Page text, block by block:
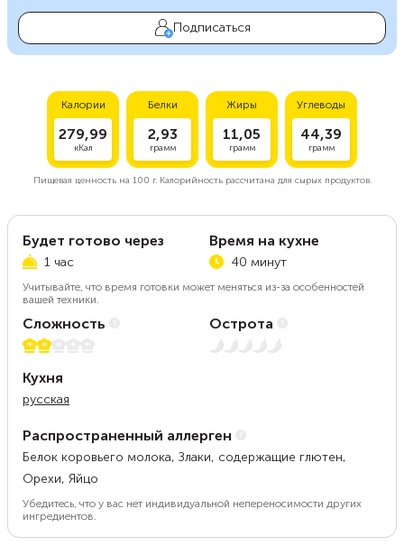
Подписаться
Калории
279,99
кКал
Белки
2,93
грамм
Жиры
11,05
грамм
Углеводы
44,39
грамм
Пищевая ценность на 100 г.Калорийность рассчитана для сырых продуктов.
Будет готово через
1 час
Время на кухне
40 минут
Учитывайте, что время готовки может меняться из-за особенностей
вашей техники.
Сложность
2 из 5
Острота
Нет остроты
Кухня
русская
Распространенный аллерген
Белок коровьего молока, Злаки, содержащие глютен,
Орехи, Яйцо
Убедитесь, что у вас нет индивидуальной непереносимости других
ингредиентов.